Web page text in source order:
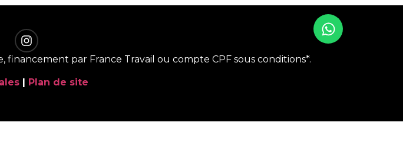
par France Travail ou compte CPF sous conditions*.
| Plan de site